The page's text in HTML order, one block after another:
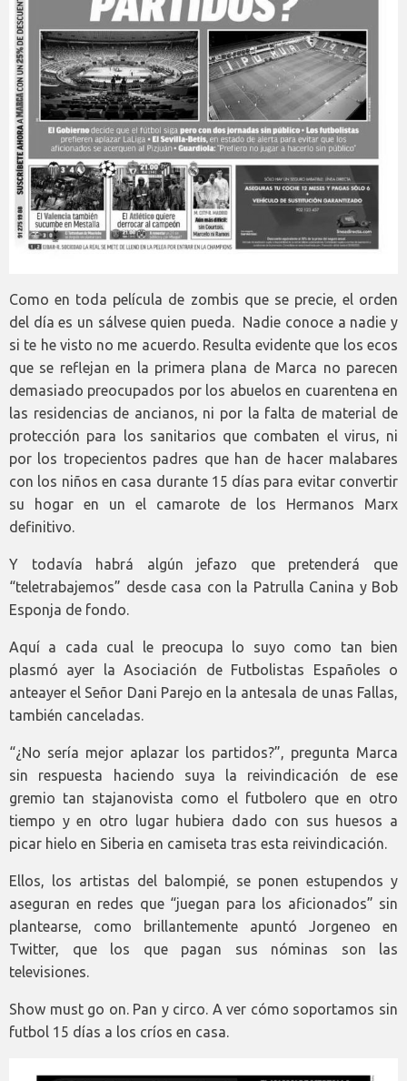
Como en toda película de zombis que se precie, el orden
del día es un sálvese quien pueda. Nadie conoce a nadie y
si te he visto no me acuerdo. Resulta evidente que los ecos
que se reflejan en la primera plana de Marca no parecen
demasiado preocupados por los abuelos en cuarentena en
las residencias de ancianos, ni por la falta de material de
protección para los sanitarios que combaten el virus, ni
por los tropecientos padres que han de hacer malabares
con los niños en casa durante 15 días para evitar convertir
su hogar en un el camarote de los Hermanos Marx
definitivo.
Y todavía habrá algún jefazo que pretenderá que
“teletrabajemos” desde casa con la Patrulla Canina y Bob
Esponja de fondo.
Aquí a cada cual le preocupa lo suyo como tan bien
plasmó ayer la Asociación de Futbolistas Españoles o
anteayer el Señor Dani Parejo en la antesala de unas Fallas,
también canceladas.
“¿No sería mejor aplazar los partidos?”, pregunta Marca
sin respuesta haciendo suya la reivindicación de ese
gremio tan stajanovista como el futbolero que en otro
tiempo y en otro lugar hubiera dado con sus huesos a
picar hielo en Siberia en camiseta tras esta reivindicación.
Ellos, los artistas del balompié, se ponen estupendos y
aseguran en redes que “juegan para los aficionados” sin
plantearse, como brillantemente apuntó Jorgeneo en
Twitter, que los que pagan sus nóminas son las
televisiones.
Show must go on. Pan y circo. A ver cómo soportamos sin
futbol 15 días a los críos en casa.